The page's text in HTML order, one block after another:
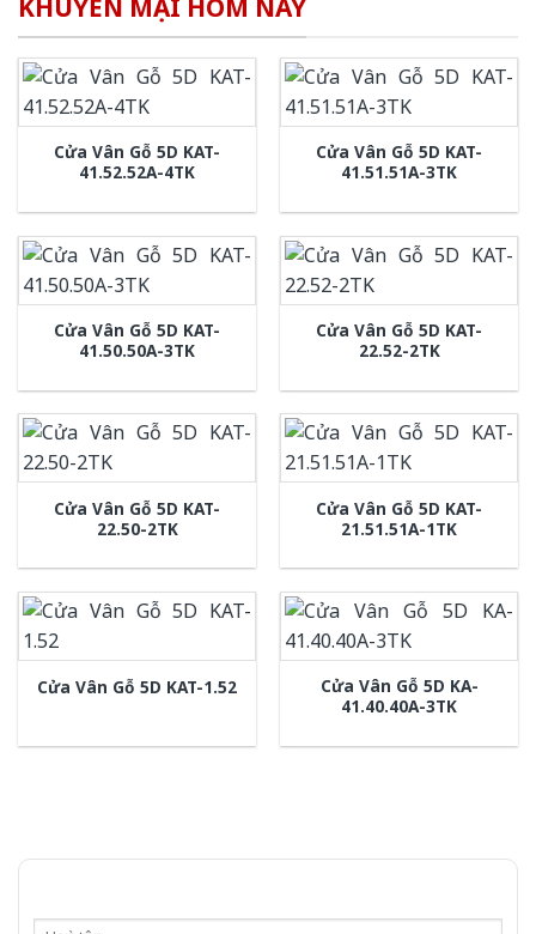
KHUYẾN MẠI HÔM NAY
Cửa Vân Gỗ 5D KAT-
41.52.52A-4TK
Cửa Vân Gỗ 5D KAT-
41.51.51A-3TK
Cửa Vân Gỗ 5D KAT-
41.50.50A-3TK
Cửa Vân Gỗ 5D KAT-
22.52-2TK
Cửa Vân Gỗ 5D KAT-
22.50-2TK
Cửa Vân Gỗ 5D KAT-
21.51.51A-1TK
Cửa Vân Gỗ 5D KAT-1.52
Cửa Vân Gỗ 5D KA-
41.40.40A-3TK